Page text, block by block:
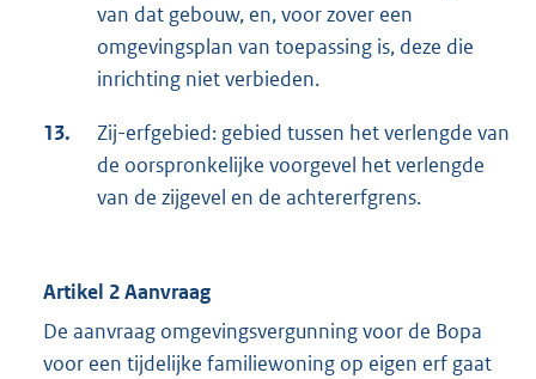
van dat gebouw, en, voor zover een
omgevingsplan van toepassing is, deze die
inrichting niet verbieden.
13.
Zij-erfgebied: gebied tussen het verlengde van
de oorspronkelijke voorgevel het verlengde
van de zijgevel en de achtererfgrens.
Artikel 2 Aanvraag
De aanvraag omgevingsvergunning voor de Bopa
voor een tijdelijke familiewoning op eigen erf gaat